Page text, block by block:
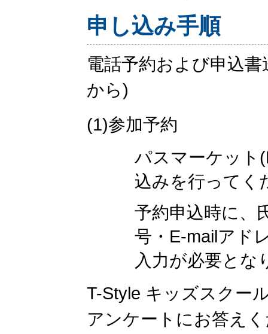
申し込み手順
電話予約および申込
から)
(1)参加予約
パスマーケット
込みを行ってく
予約申込時に、
号・E-mailアド
入力が必要とな
T-Style キッズスクー
アンケートにお答え